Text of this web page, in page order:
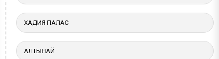
ХАДИЯ ПАЛАС
АЛТЫНАЙ